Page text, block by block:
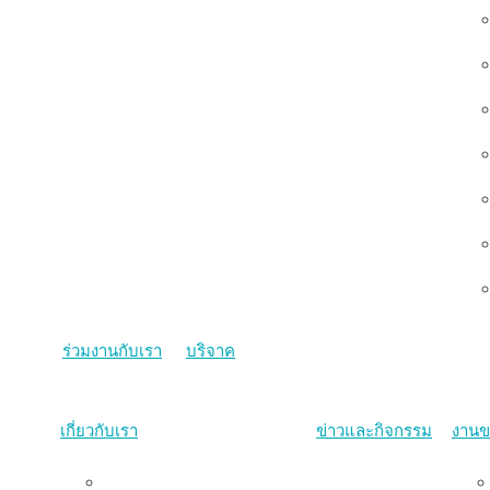
ร่วมงานกับเรา บริจาค
เกี่ยวกับเรา ข่าวและกิจกรรม งาน